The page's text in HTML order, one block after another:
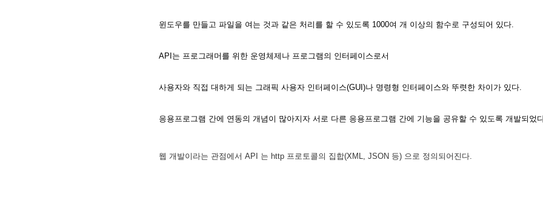
윈도우를 만들고 파일을 여는 것과 같은 처리를 할 수 있도록 1000여 개 이상의 함수로 구성되어 있다.
API는 프로그래머를 위한 운영체제나 프로그램의 인터페이스로서
사용자와 직접 대하게 되는 그래픽 사용자 인터페이스(GUI)나 명령형 인터페이스와 뚜렷한 차이가 있다.
응용프로그램 간에 연동의 개념이 많아지자 서로 다른 응용프로그램 간에 기능을 공유할 수 있도록 개발되었
웹 개발이라는 관점에서 API 는 http 프로토콜의 집합(XML, JSON 등) 으로 정의되어진다.